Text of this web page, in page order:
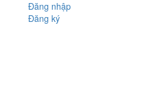
Đăng nhập
Đăng ký